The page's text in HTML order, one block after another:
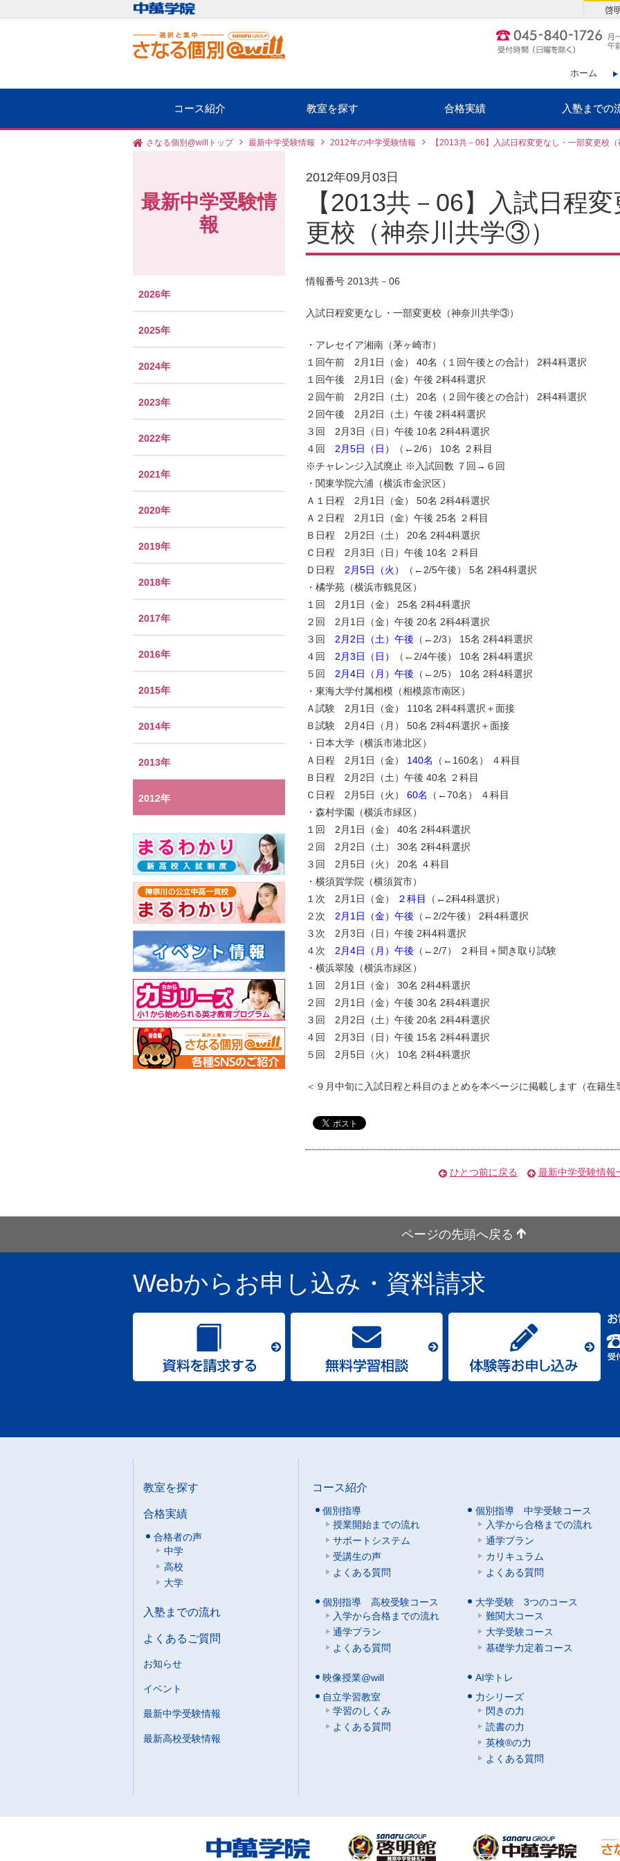
ホーム
コース紹介 教室を探す 合格実績 入塾までの
啓
さなる個別@willトップ 最新中学受験情報 2012年の中学受験情報 【2013共－06】入試日程変更なし・一部変更校
2012年09月03日
【2013共－06】入試日程
更校（神奈川共学③）
情報番号 2013共－06
入試日程変更なし・一部変更校（神奈川共学③）
・アレセイア湘南（茅ヶ崎市）
１回午前 2月1日（金） 40名（１回午後との合計） 2科4科選択
１回午後 2月1日（金）午後 2科4科選択
２回午前 2月2日（土） 20名（２回午後との合計） 2科4科選択
２回午後 2月2日（土）午後 2科4科選択
３回 2月3日（日）午後 10名 2科4科選択
４回 2月5日（日）
（←2/6） 10名 ２科目
※チャレンジ入試廃止 ※入試回数 ７回→６回
・関東学院六浦（横浜市金沢区）
Ａ１日程 2月1日（金） 50名 2科4科選択
Ａ２日程 2月1日（金）午後 25名 ２科目
Ｂ日程 2月2日（土） 20名 2科4科選択
Ｃ日程 2月3日（日）午後 10名 ２科目
Ｄ日程 2月5日（火）
（←2/5午後） 5名 2科4科選択
・橘学苑（横浜市鶴見区）
１回 2月1日（金） 25名 2科4科選択
２回 2月1日（金）午後 20名 2科4科選択
３回 2月2日（土）午後 （←2/3） 15名 2科4科選択
４回 2月3日（日）
（←2/4午後） 10名 2科4科選択
５回 2月4日（月）午後 （←2/5） 10名 2科4科選択
・東海大学付属相模（相模原市南区）
Ａ試験 2月1日（金） 110名 2科4科選択＋面接
Ｂ試験 2月4日（月） 50名 2科4科選択＋面接
・日本大学（横浜市港北区）
Ａ日程 2月1日（金） 140名
（←160名） ４科目
Ｂ日程 2月2日（土）午後 40名 ２科目
Ｃ日程 2月5日（火） 60名
（←70名） ４科目
・森村学園（横浜市緑区）
１回 2月1日（金） 40名 2科4科選択
２回 2月2日（土） 30名 2科4科選択
３回 2月5日（火） 20名 ４科目
・横須賀学院（横須賀市）
１次 2月1日（金）
２科目
（←2科4科選択）
２次 2月1日（金）午後 （←2/2午後） 2科4科選択
３次 2月3日（日）午後 2科4科選択
４次 2月4日（月）午後 （←2/7） ２科目＋聞き取り試験
・横浜翠陵（横浜市緑区）
１回 2月1日（金） 30名 2科4科選択
２回 2月1日（金）午後 30名 2科4科選択
３回 2月2日（土）午後 20名 2科4科選択
４回 2月3日（日）午後 15名 2科4科選択
５回 2月5日（火） 10名 2科4科選択
＜９月中旬に入試日程と科目のまとめを本ページに掲載します（在籍生
ひとつ前に戻る 最新中学受験情報
最新中学受験情
報
2026年
2025年
2024年
2023年
2022年
2021年
2020年
2019年
2018年
2017年
2016年
2015年
2014年
2013年
2012年
ページの先頭へ戻る
Webからお申し込み ・資料請求
教室を探す
合格実績
合格者の声
中学
高校
大学
入塾までの流れ
よくあるご質問
お知らせ
イベント
最新中学受験情報
最新高校受験情報
コース紹介
個別指導
授業開始までの流れ
サポートシステム
受講生の声
よくある質問
個別指導 中学受験コース
入学から合格までの流れ
通学プラン
カリキュラム
よくある質問
個別指導 高校受験コース
入学から合格までの流れ
通学プラン
よくある質問
大学受験 3つのコース
難関大コース
大学受験コース
基礎学力定着コース
映像授業@will
AI学トレ
自立学習教室
学習のしくみ
よくある質問
力シリーズ
閃きの力
読書の力
英検®の力
よくある質問